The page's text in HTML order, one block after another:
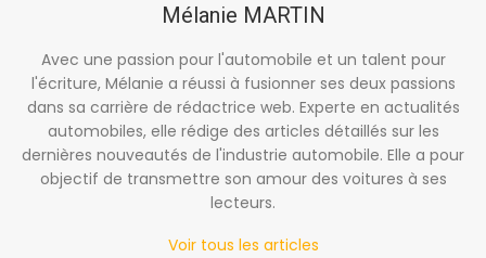
Mélanie MARTIN
Avec une passion pour l'automobile et un talent pour
l'écriture, Mélanie a réussi à fusionner ses deux passions
dans sa carrière de rédactrice web. Experte en actualités
automobiles, elle rédige des articles détaillés sur les
dernières nouveautés de l'industrie automobile. Elle a pour
objectif de transmettre son amour des voitures à ses
lecteurs.
Voir tous les articles